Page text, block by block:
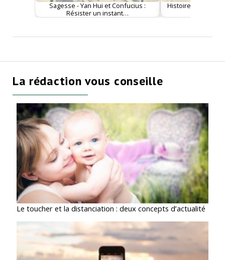
Sagesse - Yan Hui et Confucius :
Résister un instant…
Histoire - Le
La rédaction vous conseille
Le toucher et la distanciation : deux concepts d’actualité